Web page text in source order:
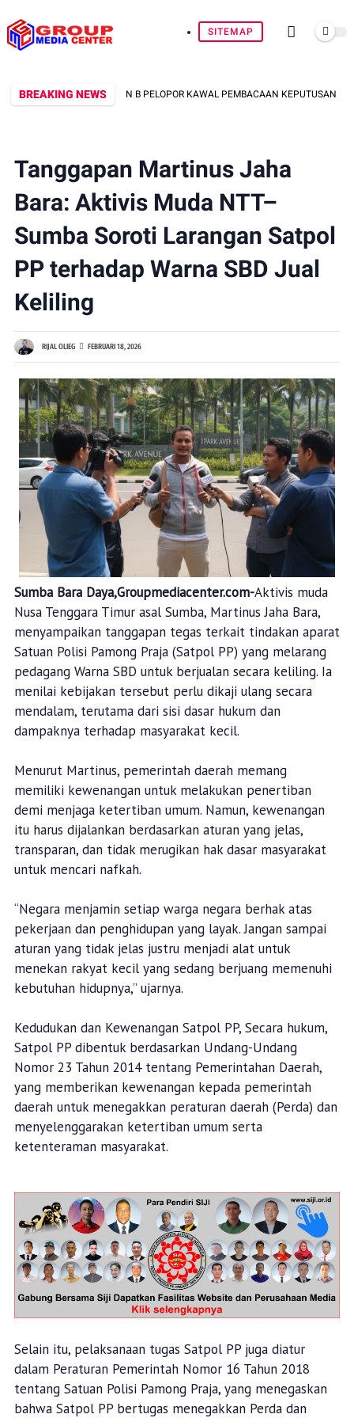
SITEMAP
BREAKING NEWS
BRIMOB BATALYON B PELOPOR KAWAL PEMBACAAN KEPUTUSAN EKSEKUSI
Tanggapan Martinus Jaha
Bara: Aktivis Muda NTT–
Sumba Soroti Larangan Satpol
PP terhadap Warna SBD Jual
Keliling
RIJAL OLIEG FEBRUARI 18, 2026
Sumba Bara Daya,Groupmediacenter.com-Aktivis muda
Nusa Tenggara Timur asal Sumba, Martinus Jaha Bara,
menyampaikan tanggapan tegas terkait tindakan aparat
Satuan Polisi Pamong Praja (Satpol PP) yang melarang
pedagang Warna SBD untuk berjualan secara keliling. Ia
menilai kebijakan tersebut perlu dikaji ulang secara
mendalam, terutama dari sisi dasar hukum dan
dampaknya terhadap masyarakat kecil.
Menurut Martinus, pemerintah daerah memang
memiliki kewenangan untuk melakukan penertiban
demi menjaga ketertiban umum. Namun, kewenangan
itu harus dijalankan berdasarkan aturan yang jelas,
transparan, dan tidak merugikan hak dasar masyarakat
untuk mencari nafkah.
“Negara menjamin setiap warga negara berhak atas
pekerjaan dan penghidupan yang layak. Jangan sampai
aturan yang tidak jelas justru menjadi alat untuk
menekan rakyat kecil yang sedang berjuang memenuhi
kebutuhan hidupnya,” ujarnya.
Kedudukan dan Kewenangan Satpol PP, Secara hukum,
Satpol PP dibentuk berdasarkan Undang-Undang
Nomor 23 Tahun 2014 tentang Pemerintahan Daerah,
yang memberikan kewenangan kepada pemerintah
daerah untuk menegakkan peraturan daerah (Perda) dan
menyelenggarakan ketertiban umum serta
ketenteraman masyarakat.
Selain itu, pelaksanaan tugas Satpol PP juga diatur
dalam Peraturan Pemerintah Nomor 16 Tahun 2018
tentang Satuan Polisi Pamong Praja, yang menegaskan
bahwa Satpol PP bertugas menegakkan Perda dan